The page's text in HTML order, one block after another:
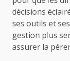
décisions
ses outils et
gestion plus
assurer la